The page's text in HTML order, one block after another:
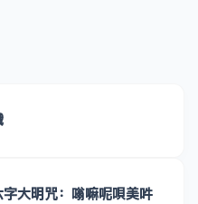
大明咒：嗡嘛呢唄美吽